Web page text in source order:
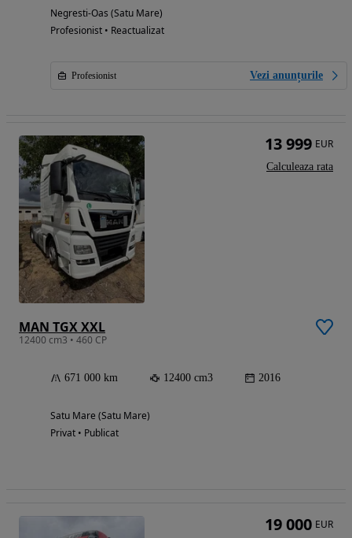
Negresti-Oas (Satu Mare)
Profesionist • Reactualizat
Profesionist Vezi anunțurile
MAN TGX XXL
12400 cm3 • 460 CP
671 000 km 12400 cm3 2016
Satu Mare (Satu Mare)
Privat • Publicat
13 999 EUR
Calculeaza rata
19 000 EUR